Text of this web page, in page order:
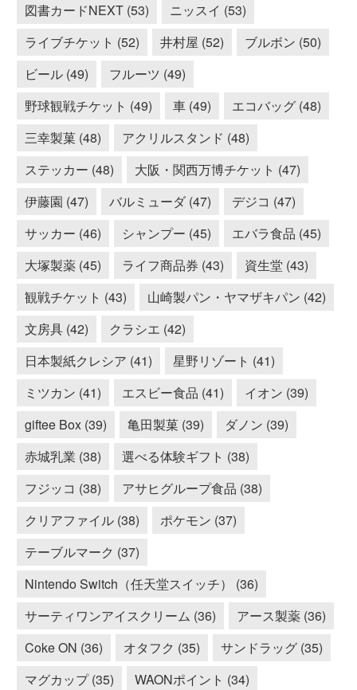
図書カードNEXT (53)
ニッスイ (53)
ライブチケット (52)
井村屋 (52)
ブルボン (50)
ビール (49)
フルーツ (49)
野球観戦チケット (49)
車 (49)
エコバッグ (48)
三幸製菓 (48)
アクリルスタンド (48)
ステッカー (48)
大阪・関西万博チケット (47)
伊藤園 (47)
バルミューダ (47)
デジコ (47)
サッカー (46)
シャンプー (45)
エバラ食品 (45)
大塚製薬 (45)
ライフ商品券 (43)
資生堂 (43)
観戦チケット (43)
山崎製パン・ヤマザキパン (42)
文房具 (42)
クラシエ (42)
日本製紙クレシア (41)
星野リゾート (41)
ミツカン (41)
エスビー食品 (41)
イオン (39)
giftee Box (39)
亀田製菓 (39)
ダノン (39)
赤城乳業 (38)
選べる体験ギフト (38)
フジッコ (38)
アサヒグループ食品 (38)
クリアファイル (38)
ポケモン (37)
テーブルマーク (37)
Nintendo Switch（任天堂スイッチ） (36)
サーティワンアイスクリーム (36)
アース製薬 (36)
Coke ON (36)
オタフク (35)
サンドラッグ (35)
マグカップ (35)
WAONポイント (34)